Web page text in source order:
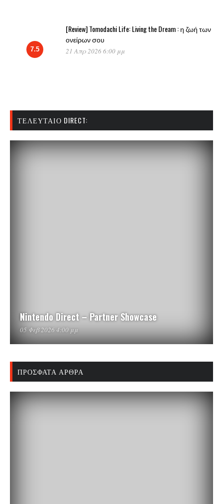
7.5
[Review] Tomodachi Life: Living the Dream : η ζωή των
ονείρων σου
21 Απρ 2026 6:00 μμ
ΤΕΛΕΥΤΑΊΟ DIRECT:
Nintendo Direct – Partner Showcase
05 Φεβ 2026 4:00 μμ
ΠΡΌΣΦΑΤΑ ΆΡΘΡΑ